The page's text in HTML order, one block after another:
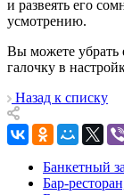
и развеять его
усмотрению.
Вы можете убрать
галочку в
Назад к списку
Банкетный
Бар-